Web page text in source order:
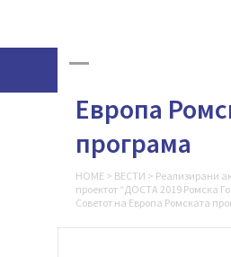
од Советот на
Европа
програма
HOME > ВЕСТИ > Реализирани
проектот “ДОСТА 2019 Ромска
Советот на Европа Ромската